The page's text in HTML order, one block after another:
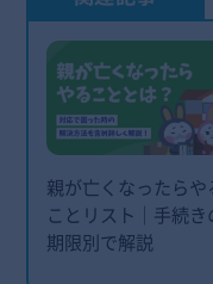
親が亡くなったらや
ことリスト｜手続き
期限別で解説